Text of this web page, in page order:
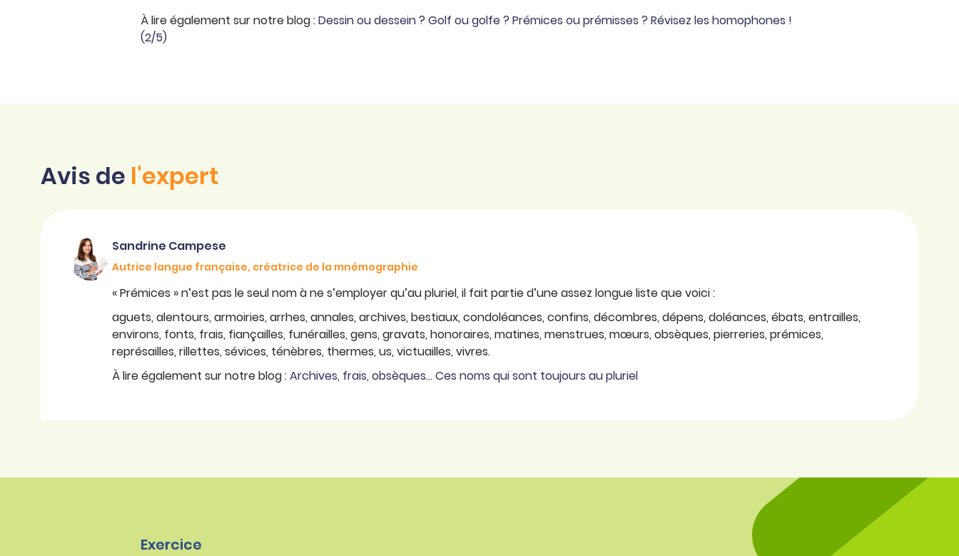
À lire également sur notre blog :Dessin ou dessein ? Golf ou golfe ? Prémices ou prémisses ? Révisez les homophones !
(2/5)
Avis de l'expert
Sandrine Campese
Autrice langue française, créatrice de la mnémographie
« Prémices » n’est pas le seul nom à ne s’employer qu’au pluriel, il fait partie d’une assez longue liste que voici :
aguets, alentours, armoiries, arrhes, annales, archives, bestiaux, condoléances, confins, décombres, dépens, doléances, ébats, entrailles,
environs, fonts, frais, fiançailles, funérailles, gens, gravats, honoraires, matines, menstrues, mœurs, obsèques, pierreries, prémices,
représailles, rillettes, sévices, ténèbres, thermes, us, victuailles, vivres.
À lire également sur notre blog :Archives, frais, obsèques… Ces noms qui sont toujours au pluriel
Exercice